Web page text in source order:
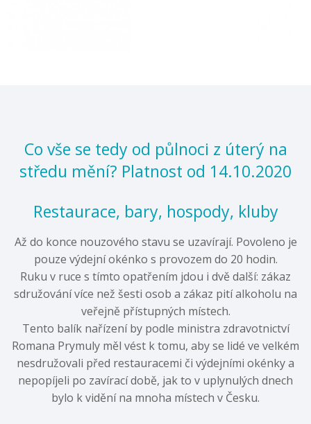
Co vše se tedy od půlnoci z úterý na
středu mění? Platnost od 14.10.2020
Restaurace, bary, hospody, kluby
Až do konce nouzového stavu se uzavírají. Povoleno je
pouze výdejní okénko s provozem do 20 hodin.
Ruku v ruce s tímto opatřením jdou i dvě další: zákaz
sdružování více než šesti osob a zákaz pití alkoholu na
veřejně přístupných místech.
Tento balík nařízení by podle ministra zdravotnictví
Romana Prymuly měl vést k tomu, aby se lidé ve velkém
nesdružovali před restauracemi či výdejními okénky a
nepopíjeli po zavírací době, jak to v uplynulých dnech
bylo k vidění na mnoha místech v Česku.